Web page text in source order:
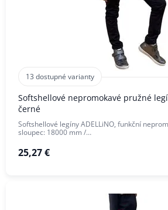
13 dostupné varianty
Softshellové nepromokavé pružné
černé
Softshellové legíny ADELLiNO, funkční
sloupec: 18000 mm /…
25,27 €